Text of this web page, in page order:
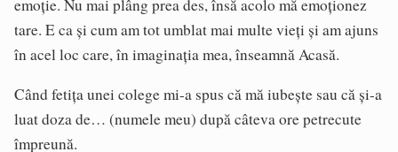
emoție. Nu mai plâng prea des, însă acolo mă emoționez
tare. E ca și cum am tot umblat mai multe vieți și am ajuns
în acel loc care, în imaginația mea, înseamnă Acasă.
Când fetița unei colege mi-a spus că mă iubește sau că și-a
luat doza de… (numele meu) după câteva ore petrecute
împreună.